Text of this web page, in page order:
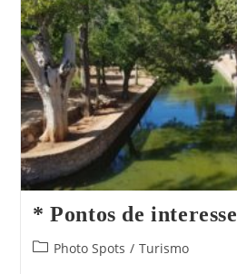
* Pontos de interesse
PostPhoto Spots / Turismo